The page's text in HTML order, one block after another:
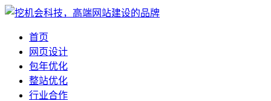
首页
网页设计
包年优化
整站优化
行业合作